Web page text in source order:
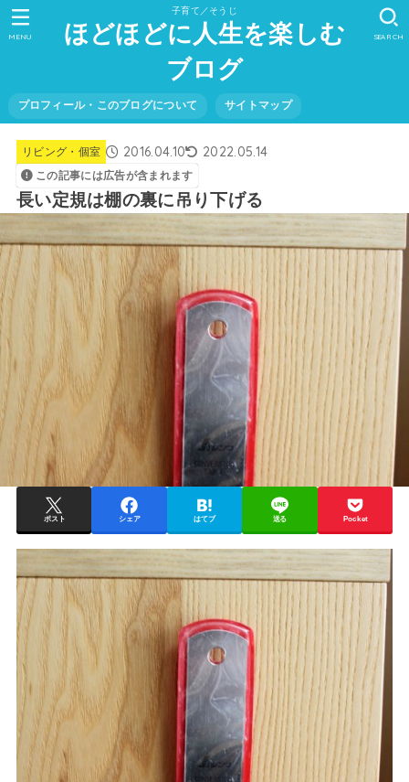
子育て／そうじ
ほどほどに人生を楽しむ
ブログ
プロフィール・このブログについて サイトマップ
SEARCH
MENU
リビング・個室 2016.04.10 2022.05.14
この記事には広告が含まれます
長い定規は棚の裏に吊り下げる
ポスト シェア はてブ 送る Pocket